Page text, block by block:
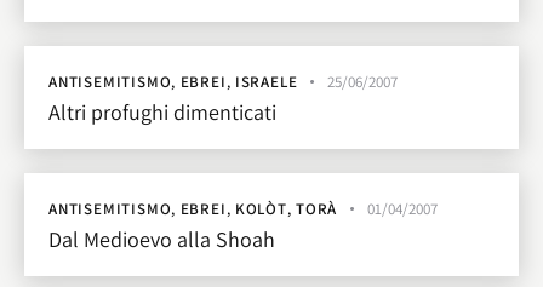
ANTISEMITISMO, EBREI, ISRAELE 25/06/2007
Altri profughi dimenticati
ANTISEMITISMO, EBREI, KOLÒT,TORÀ 01/04/2007
Dal Medioevo alla Shoah